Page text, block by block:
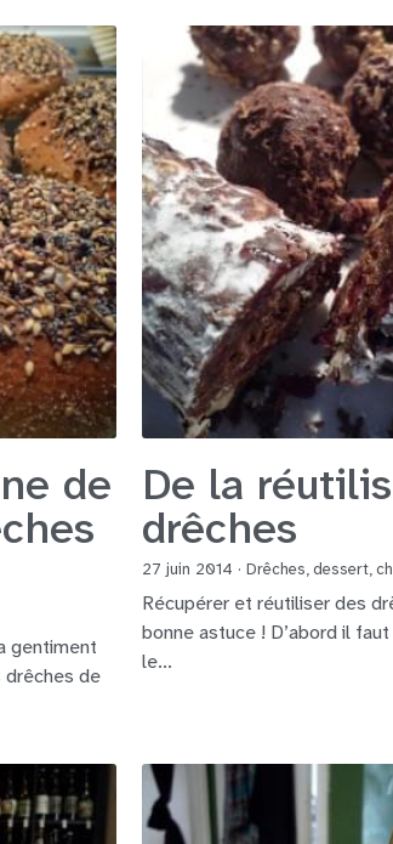
de
gentiment
de
De la
drêches
27 juin 2014 ·Drêches, dessert,
Récupérer et réutiliser des
bonne astuce ! D’abord il
le...